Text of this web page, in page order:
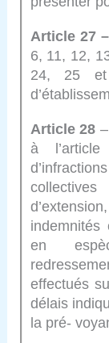
Article 27 –
6, 11, 12,
24, 25 et
Article 28
à
en
effectués
délais
la pré-